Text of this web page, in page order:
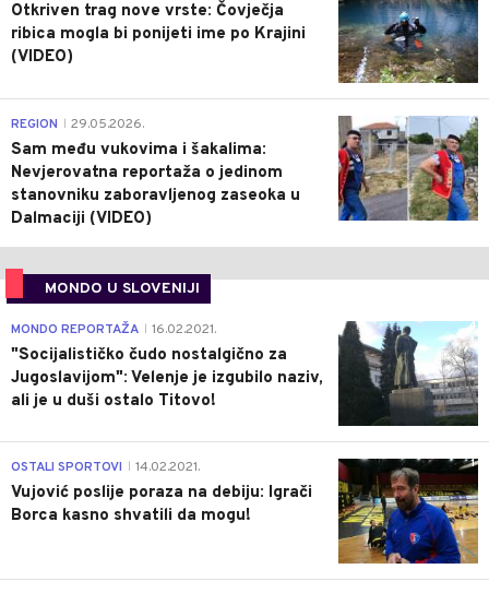
Otkriven trag nove vrste: Čovječja
ribica mogla bi ponijeti ime po Krajini
(VIDEO)
0
REGION 29.05.2026.
Sam među vukovima i šakalima:
Nevjerovatna reportaža o jedinom
stanovniku zaboravljenog zaseoka u
Dalmaciji (VIDEO)
MONDO U SLOVENIJI
4
MONDO REPORTAŽA 16.02.2021.
"Socijalističko čudo nostalgično za
Jugoslavijom": Velenje je izgubilo naziv,
ali je u duši ostalo Titovo!
1
OSTALI SPORTOVI 14.02.2021.
Vujović poslije poraza na debiju: Igrači
Borca kasno shvatili da mogu!